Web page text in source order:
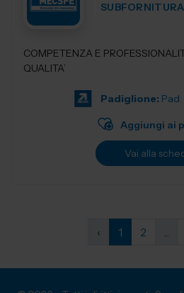
COMPETENZA E
QUALITA’
Padiglione: Pad.
Aggiungi ai
Vai alla
‹ 1 2 ...